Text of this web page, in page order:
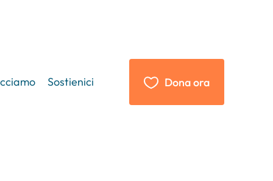
Sostienici Dona ora